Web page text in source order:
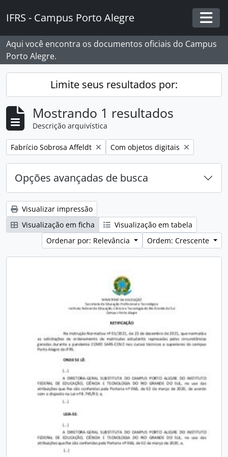
IFRS - Campus Porto Alegre
Aqui você encontra os documentos oficiais do Campus
Porto Alegre.
Limite seus resultados por:
Mostrando 1 resultados
Descrição arquivística
Remover filtro:
Fabrício Sobrosa Affeldt Remover filtro:
Com objetos digitais
Opções avançadas de busca
Visualizar impressão
Visualização em ficha
Visualização em tabela
Ordenar por: Relevância
Ordem: Crescente